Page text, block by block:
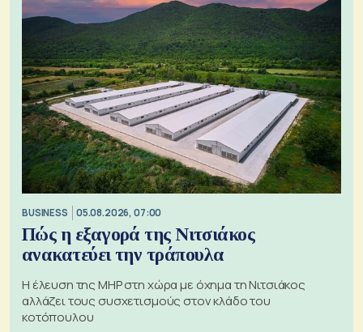
BUSINESS 05.08.2026, 07:00
Πώς η εξαγορά της Νιτσιάκος
ανακατεύει την τράπουλα
H έλευση της MHP στη χώρα με όχημα τη Νιτσιάκος
αλλάζει τους συσχετισμούς στον κλάδο του
κοτόπουλου